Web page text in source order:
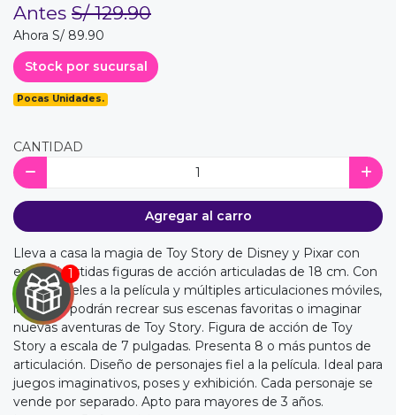
Antes S/ 129.90
Ahora S/ 89.90
Stock por sucursal
Pocas Unidades.
CANTIDAD
Agregar al carro
Lleva a casa la magia de Toy Story de Disney y Pixar con
estas divertidas figuras de acción articuladas de 18 cm. Con
diseños fieles a la película y múltiples articulaciones móviles,
los niños podrán recrear sus escenas favoritas o imaginar
nuevas aventuras de Toy Story. Figura de acción de Toy
Story a escala de 7 pulgadas. Presenta 8 o más puntos de
articulación. Diseño de personajes fiel a la película. Ideal para
juegos imaginativos, poses y exhibición. Cada personaje se
vende por separado. Apto para mayores de 3 años.